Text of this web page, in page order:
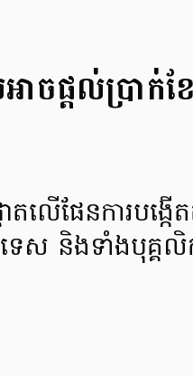
ាច​ផ្ដល់​​ប្រា
លើ​ផែនការ​បង្កើ
ស និង​ទាំង​បុគ្គលិ